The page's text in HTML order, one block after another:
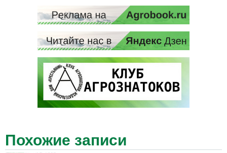
Похожие записи